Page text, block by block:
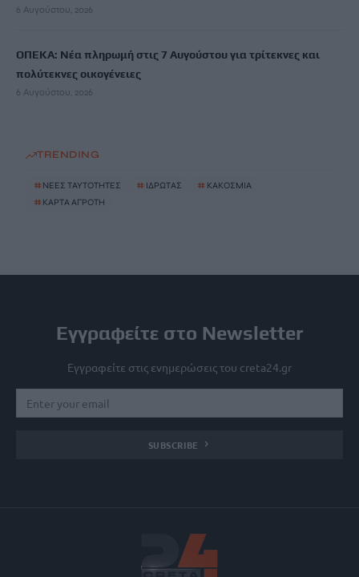
6 Αυγούστου, 2026
ΟΠΕΚΑ: Νέα πληρωμή στις 7 Αυγούστου για τρίτεκνες και
πολύτεκνες οικογένειες
6 Αυγούστου, 2026
TRENDING
# ΝΕΕΣ ΤΑΥΤΟΤΗΤΕΣ # ΙΔΡΩΤΑΣ # ΚΑΚΟΣΜΙΑ
# ΚΑΡΤΑ ΑΓΡΟΤΗ
Εγγραφείτε στο Newsletter
Εγγραφείτε στις ενημερώσεις του creta24.gr
SUBSCRIBE